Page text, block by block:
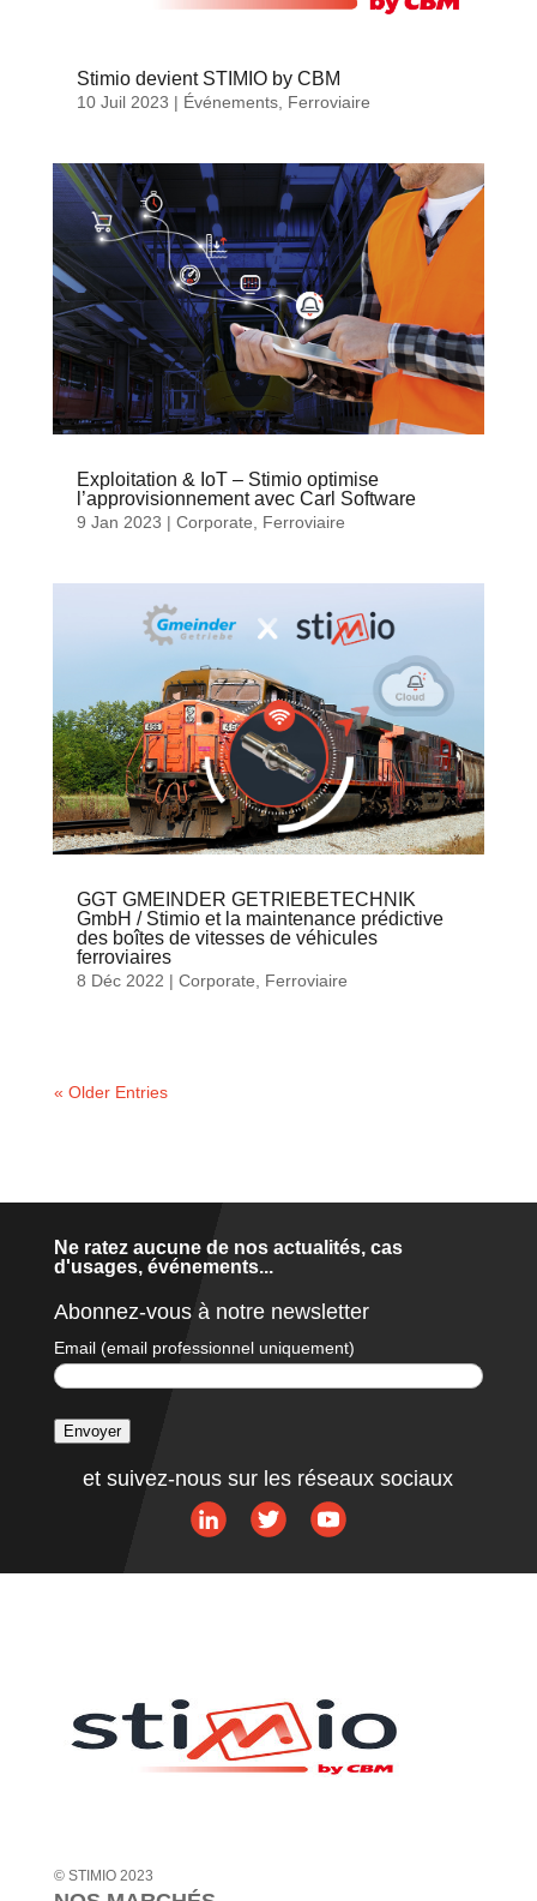
Stimio devient STIMIO by CBM
10 Juil 2023 | Événements, Ferroviaire
Exploitation & IoT – Stimio optimise
l’approvisionnement avec Carl Software
9 Jan 2023 | Corporate Ferroviaire
GGT GMEINDER GETRIEBETECHNIK
GmbH / Stimio et la maintenance prédictive
des boîtes de vitesses de véhicules
ferroviaires
8 Déc 2022 | Corporate Ferroviaire
« Older Entries
Ne ratez aucune de nos actualités, cas
d'usages, événements...
Abonnez-vous à notre newsletter
Email (email professionnel uniquement)
Envoyer
et suivez-nous sur les réseaux sociaux
© STIMIO 2023